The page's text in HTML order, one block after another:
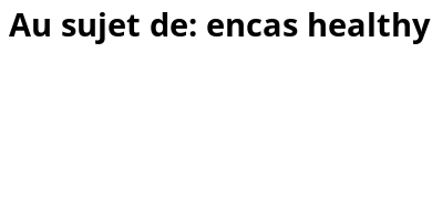
Au sujet de: encas healthy